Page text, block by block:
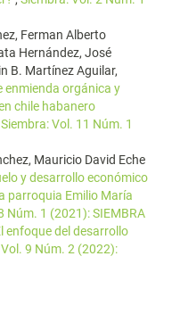
Ferman Alberto
Hernández, José
B. Martínez Aguilar,
enmienda orgánica y
chile habanero
Siembra: Vol. 11 Núm. 1
Mauricio David Eche
y desarrollo económico
parroquia Emilio María
Núm. 1 (2021): SIEMBRA
enfoque del desarrollo
9 Núm. 2 (2022):